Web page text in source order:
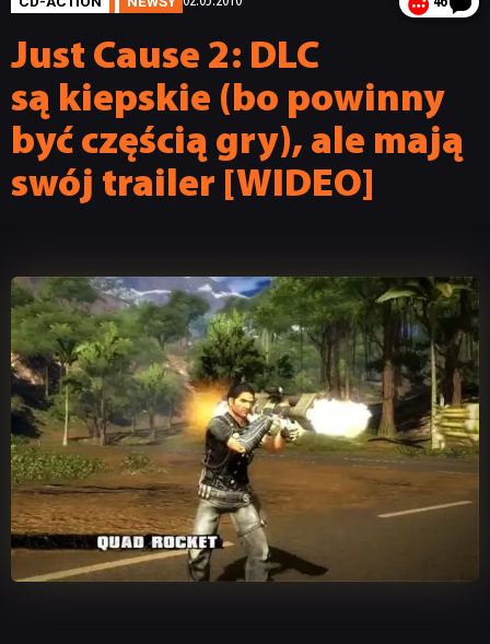
Just Cause 2: DLC
są kiepskie (bo powinny
być częścią gry), ale mają
swój trailer [WIDEO]